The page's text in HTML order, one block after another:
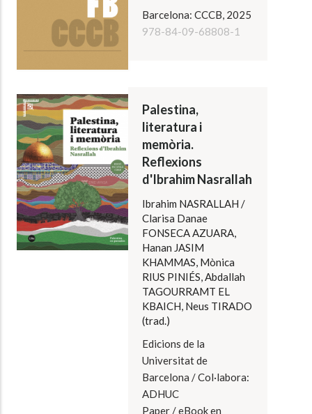
Barcelona: CCCB, 2025
978-84-09-68808-1
Palestina,
literatura i
memòria.
Reflexions
d'Ibrahim Nasrallah
Ibrahim NASRALLAH /
Clarisa Danae
FONSECA AZUARA,
Hanan JASIM
KHAMMAS, Mònica
RIUS PINIÉS, Abdallah
TAGOURRAMT EL
KBAICH, Neus TIRADO
(trad.)
Edicions de la
Universitat de
Barcelona / Col·labora:
ADHUC
Paper / eBook en